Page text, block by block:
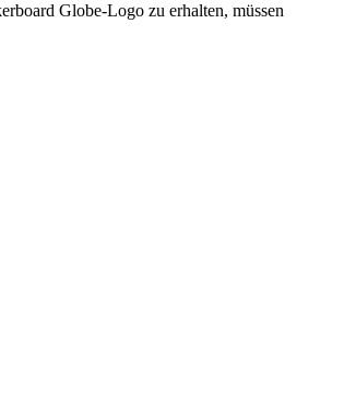
Globe-Logo zu erhalten, müssen